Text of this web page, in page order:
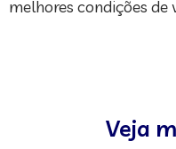
melhores condições de
Veja